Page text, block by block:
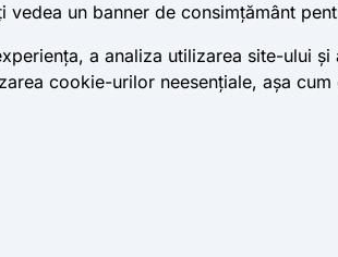
un banner de consimțământ
a analiza utilizarea site-ului
cookie-urilor neesențiale, așa cum